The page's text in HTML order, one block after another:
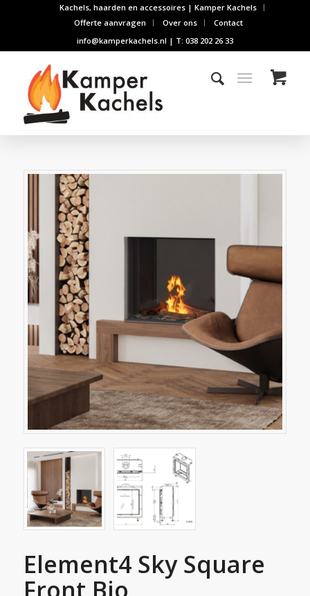
Kachels, haarden en accessoires | Kamper Kachels
Offerte aanvragen
Over ons
Contact
info@kamperkachels.nl | T: 038 202 26 33
Element4 Sky Square